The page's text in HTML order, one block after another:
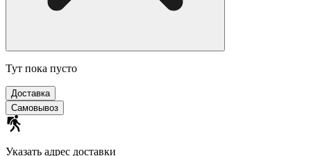
Тут пока пусто
Доставка
Самовывоз
Указать адрес доставки